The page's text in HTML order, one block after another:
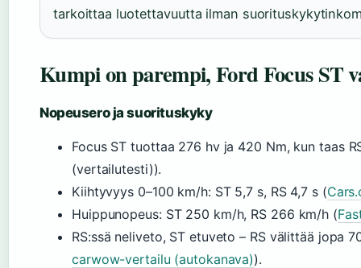
tarkoittaa luotettavuutta ilman
Kumpi on parempi, Ford Focus ST
Nopeusero ja suorituskyky
Focus ST tuottaa 276 hv ja 420 Nm, kun taas
(vertailutesti)).
Kiihtyvyys 0–100 km/h: ST 5,7 s, RS 4,7 s (
Huippunopeus: ST 250 km/h, RS 266 km/h (
RS:ssä neliveto, ST etuveto – RS välittää jopa
carwow-vertailu (autokanava)).